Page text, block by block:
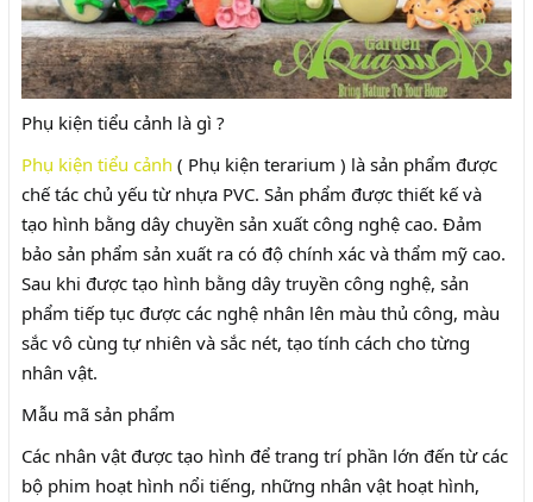
Phụ kiện tiểu cảnh là gì ?
Phụ kiện tiểu cảnh ( Phụ kiện terarium ) là sản phẩm được
chế tác chủ yếu từ nhựa PVC. Sản phẩm được thiết kế và
tạo hình bằng dây chuyền sản xuất công nghệ cao. Đảm
bảo sản phẩm sản xuất ra có độ chính xác và thẩm mỹ cao.
Sau khi được tạo hình bằng dây truyền công nghệ, sản
phẩm tiếp tục được các nghệ nhân lên màu thủ công, màu
sắc vô cùng tự nhiên và sắc nét, tạo tính cách cho từng
nhân vật.
Mẫu mã sản phẩm
Các nhân vật được tạo hình để trang trí phần lớn đến từ các
bộ phim hoạt hình nổi tiếng, những nhân vật hoạt hình,